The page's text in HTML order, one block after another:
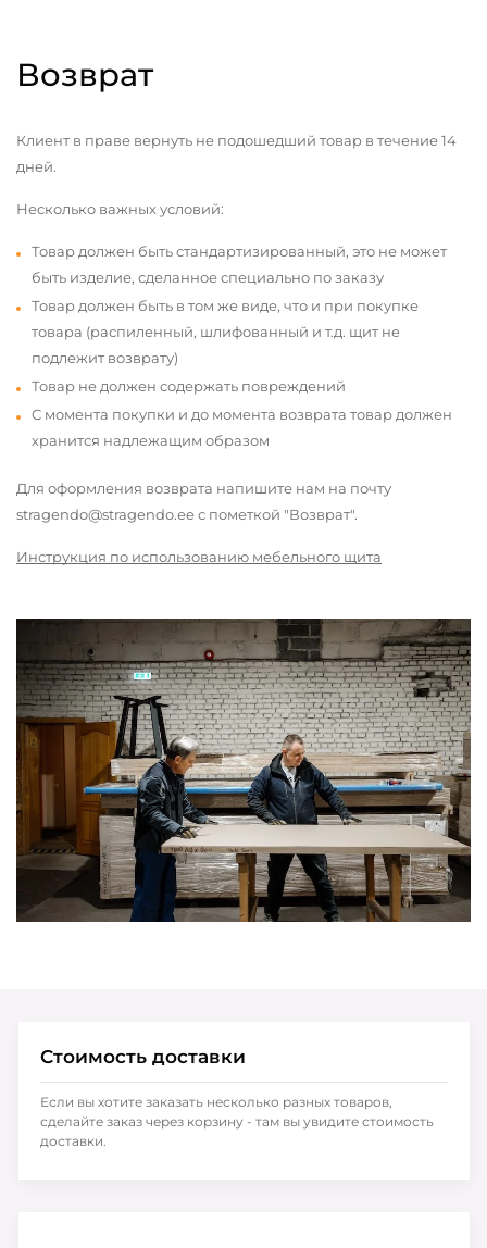
Возврат
Клиент в праве вернуть не подошедший товар в течение 14
дней.
Несколько важных условий:
Товар должен быть стандартизированный, это не может
быть изделие, сделанное специально по заказу
Товар должен быть в том же виде, что и при покупке
товара (распиленный, шлифованный и т.д. щит не
подлежит возврату)
Товар не должен содержать повреждений
С момента покупки и до момента возврата товар должен
хранится надлежащим образом
Для оформления возврата напишите нам на почту
stragendo@stragendo.ee с пометкой "Возврат".
Инструкция по использованию мебельного щита
Стоимость доставки
Если вы хотите заказать несколько разных товаров,
сделайте заказ через корзину - там вы увидите стоимость
доставки.